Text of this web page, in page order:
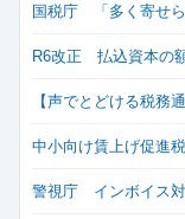
国税庁 「多く寄せ
R6改正 払込資本の
【声でとどける税務
中小向け賃上げ促進
警視庁 インボイス対